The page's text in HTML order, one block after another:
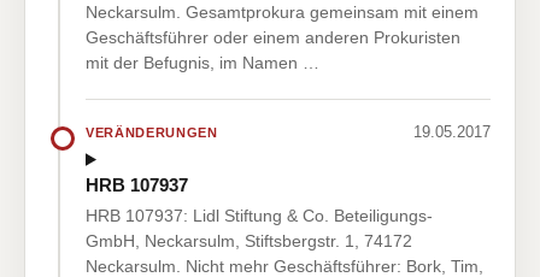
Neckarsulm. Gesamtprokura gemeinsam mit einem
Geschäftsführer oder einem anderen Prokuristen
mit der Befugnis, im Namen …
VERÄNDERUNGEN 19.05.2017
HRB 107937
HRB 107937: Lidl Stiftung & Co. Beteiligungs-
GmbH, Neckarsulm, Stiftsbergstr. 1, 74172
Neckarsulm. Nicht mehr Geschäftsführer: Bork, Tim,